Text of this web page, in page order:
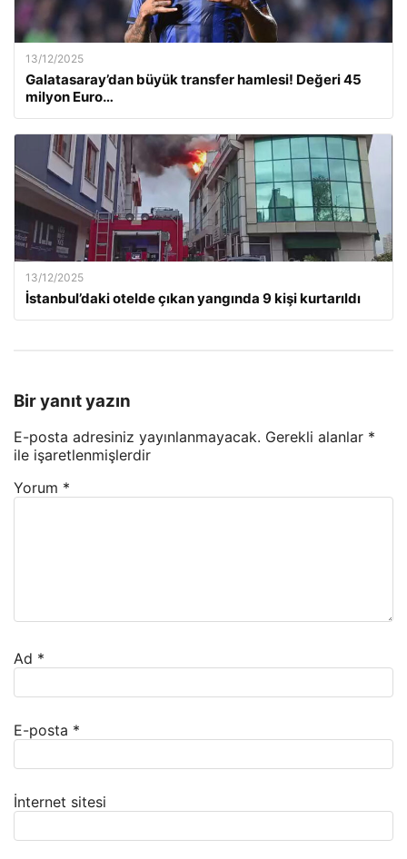
13/12/2025
Galatasaray’dan büyük transfer hamlesi! Değeri 45
milyon Euro…
13/12/2025
İstanbul’daki otelde çıkan yangında 9 kişi kurtarıldı
Bir yanıt yazın
E-posta adresiniz yayınlanmayacak. Gerekli alanlar *
ile işaretlenmişlerdir
Yorum *
Ad *
E-posta *
İnternet sitesi